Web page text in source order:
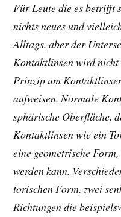
Für Leute die es betrifft
nichts neues und
Alltags, aber der
Kontaktlinsen wird
Prinzip um
aufweisen. Normale
sphärische Oberfläche,
Kontaktlinsen wie ein
eine geometrische
werden kann.
torischen Form, zwei
Richtungen die